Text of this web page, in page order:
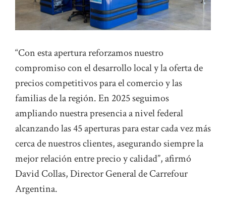
“Con esta apertura reforzamos nuestro
compromiso con el desarrollo local y la oferta de
precios competitivos para el comercio y las
familias de la región. En 2025 seguimos
ampliando nuestra presencia a nivel federal
alcanzando las 45 aperturas para estar cada vez más
cerca de nuestros clientes, asegurando siempre la
mejor relación entre precio y calidad”, afirmó
David Collas, Director General de Carrefour
Argentina.